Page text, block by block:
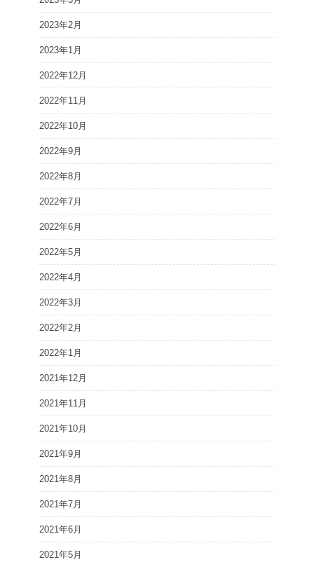
2023年2月
2023年1月
2022年12月
2022年11月
2022年10月
2022年9月
2022年8月
2022年7月
2022年6月
2022年5月
2022年4月
2022年3月
2022年2月
2022年1月
2021年12月
2021年11月
2021年10月
2021年9月
2021年8月
2021年7月
2021年6月
2021年5月